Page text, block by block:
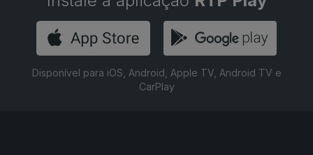
Disponível para iOS, Android, Apple TV, Android TV e
CarPlay